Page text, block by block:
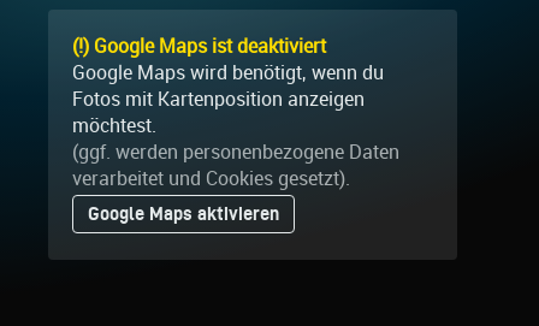
(!) Google Maps ist deaktiviert
Google Maps wird benötigt, wenn du
Fotos mit Kartenposition anzeigen
möchtest.
(ggf. werden personen­bezogene Daten
verarbeitet und Cookies gesetzt).
Google Maps aktivieren